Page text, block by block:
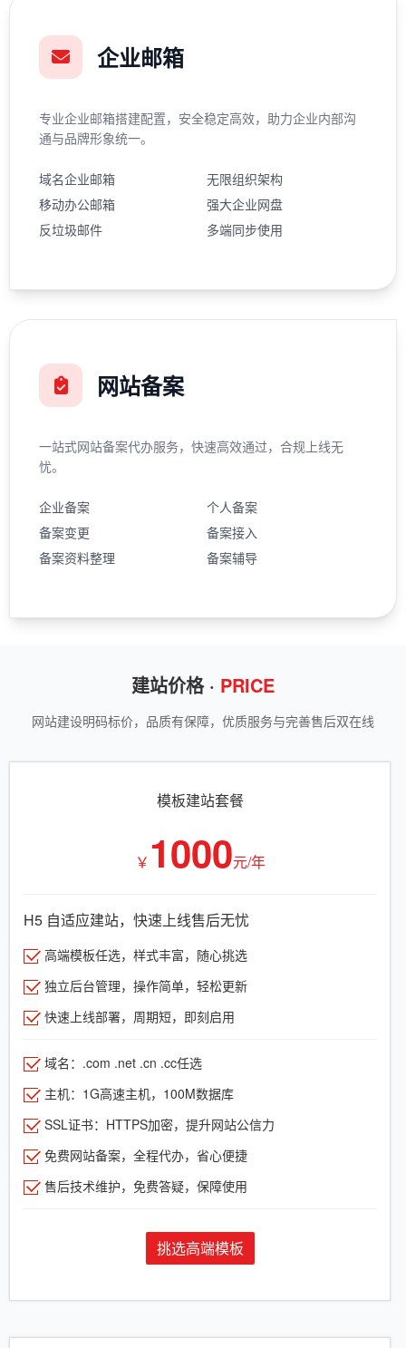
企业邮箱
专业企业邮箱搭建配置，安全稳定高效，助力企业内部沟
通与品牌形象统一。
域名企业邮箱
无限组织架构
移动办公邮箱
强大企业网盘
反垃圾邮件
多端同步使用
网站备案
一站式网站备案代办服务，快速高效通过，合规上线无
忧。
企业备案
个人备案
备案变更
备案接入
备案资料整理
备案辅导
建站价格 · PRICE
网站建设明码标价，品质有保障，优质服务与完善售后双在线
模板建站套餐
￥ 1000元/年
H5 自适应建站，快速上线售后无忧
高端模板任选，样式丰富，随心挑选
独立后台管理，操作简单，轻松更新
快速上线部署，周期短，即刻启用
域名：.com .net .cn .cc任选
主机：1G高速主机，100M数据库
SSL证书：HTTPS加密，提升网站公信力
免费网站备案，全程代办，省心便捷
售后技术维护，免费答疑，保障使用
挑选高端模板